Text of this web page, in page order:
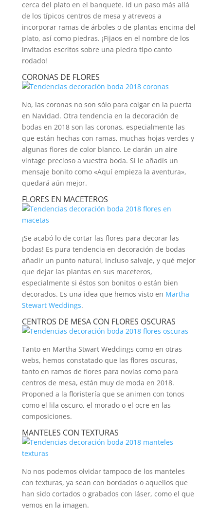
cerca del plato en el banquete. Id un paso más allá
de los típicos centros de mesa y atreveos a
incorporar ramas de árboles o de plantas encima del
plato, así como piedras. ¡Fijaos en el nombre de los
invitados escritos sobre una piedra tipo canto
rodado!
CORONAS DE FLORES
No, las coronas no son sólo para colgar en la puerta
en Navidad. Otra tendencia en la decoración de
bodas en 2018 son las coronas, especialmente las
que están hechas con ramas, muchas hojas verdes y
algunas flores de color blanco. Le darán un aire
vintage precioso a vuestra boda. Si le añadís un
mensaje bonito como «Aquí empieza la aventura»,
quedará aún mejor.
FLORES EN MACETEROS
¡Se acabó lo de cortar las flores para decorar las
bodas! Es pura tendencia en decoración de bodas
añadir un punto natural, incluso salvaje, y qué mejor
que dejar las plantas en sus maceteros,
especialmente si éstos son bonitos o están bien
decorados. Es una idea que hemos visto en Martha
Stewart Weddings.
CENTROS DE MESA CON FLORES OSCURAS
Tanto en Martha Stwart Weddings como en otras
webs, hemos constatado que las flores oscuras,
tanto en ramos de flores para novias como para
centros de mesa, están muy de moda en 2018.
Proponed a la floristería que se animen con tonos
como el lila oscuro, el morado o el ocre en las
composiciones.
MANTELES CON TEXTURAS
No nos podemos olvidar tampoco de los manteles
con texturas, ya sean con bordados o aquellos que
han sido cortados o grabados con láser, como el que
vemos en la imagen.